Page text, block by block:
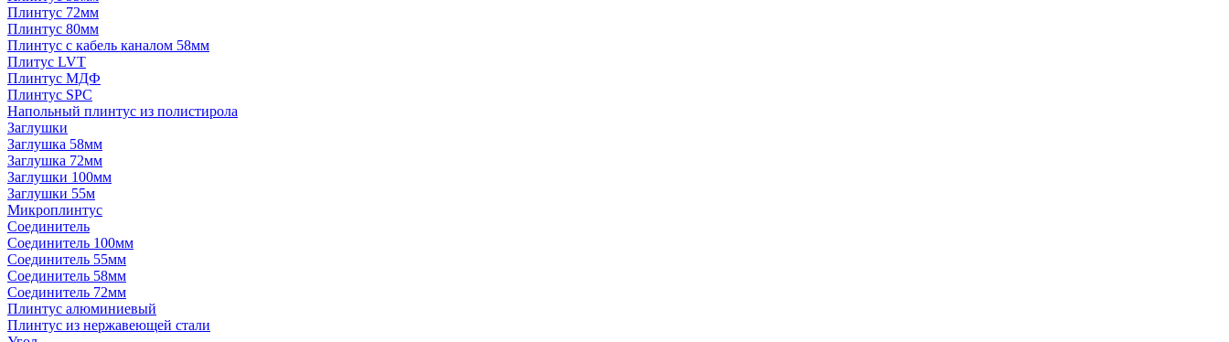
Плинтус 72мм
Плинтус 80мм
Плинтус с кабель каналом 58мм
Плитус LVT
Плинтус МДФ
Плинтус SPC
Напольный плинтус из полистирола
Заглушки
Заглушка 58мм
Заглушка 72мм
Заглушки 100мм
Заглушки 55м
Микроплинтус
Соединитель
Соединитель 100мм
Соединитель 55мм
Соединитель 58мм
Соединитель 72мм
Плинтус алюминиевый
Плинтус из нержавеющей стали